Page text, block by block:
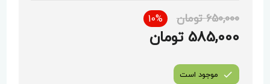
650,000 تومان 10%
585,000 تومان
موجود است